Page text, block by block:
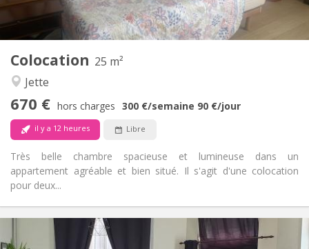
Colocation 25 m²
Jette
670 € hors charges 300 €/semaine 90 €/jour
il y a 12 heures Libre
Très belle chambre spacieuse et lumineuse dans un
appartement agréable et bien situé. Il s'agit d'une colocation
pour deux...
Salle de bain:
Commune
Commune
25 m
2
Non
Infos Pratiques